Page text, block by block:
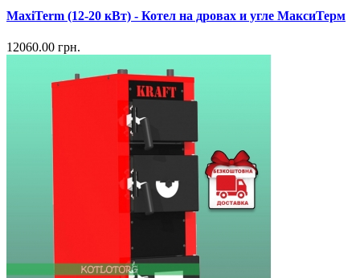
MaxiTerm (12-20 кВт) - Котел на дровах и угле МаксиТерм
12060.00 грн.